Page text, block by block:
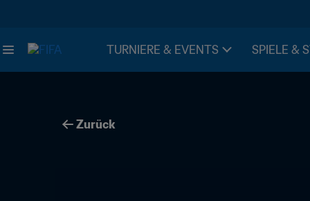
TURNIERE & EVENTS SPIELE &
Zurück